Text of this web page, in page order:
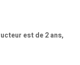
est de 2 ans,